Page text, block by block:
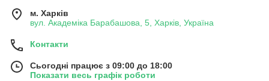
м. Харків
вул. Академіка Барабашова, 5, Харків, Україна
Контакти
Сьогодні працює з 09:00 до 18:00
Показати весь графік роботи